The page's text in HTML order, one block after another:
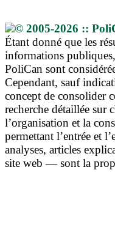
© 2005-2026 ::
Étant donné que les
informations publiques,
PoliCan sont
Cependant, sauf
concept de consolider
recherche détaillée sur
l’organisation et la
permettant l’entrée et
analyses, articles
site web — sont la